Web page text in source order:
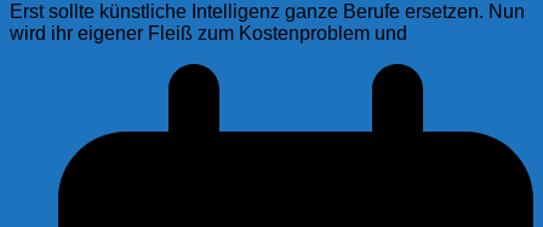
Erst sollte künstliche Intelligenz ganze Berufe ersetzen. Nun
wird ihr eigener Fleiß zum Kostenproblem und